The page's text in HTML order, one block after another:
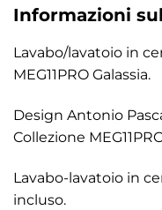
Informazioni
Lavabo/lavatoio in
MEG11PRO Galassia.
Design Antonio
Collezione
Lavabo-lavatoio in
incluso.